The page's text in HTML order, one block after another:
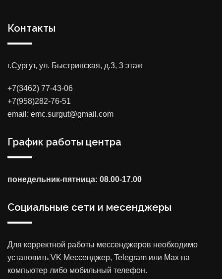
Контакты
г.Сургут, ул. Быстринская, д.3, 3 этаж
+7(3462) 77-43-06
+7(958)282-76-51
email: emc.surgut@gmail.com
График работы центра
понедельник-пятница: 08.00-17.00
Социальные сети и месенджеры
Для корректной работы мессенджеров необходимо
установить VK Мессенджер, Telegram или Max на
компьютер либо мобильный телефон.